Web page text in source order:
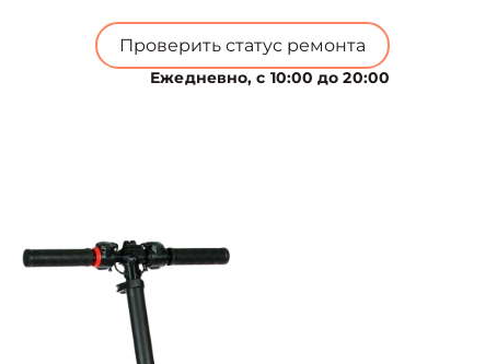
Проверить статус ремонта
Ежедневно, с 10:00 до 20:00